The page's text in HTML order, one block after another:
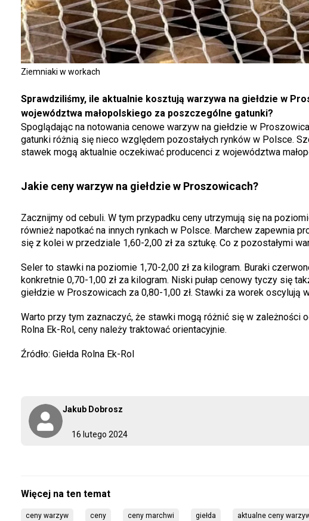
Ziemniaki w workach
16 lutego 2024
Jakub Dobrosz
Sprawdziliśmy, ile aktualnie kosztują warzywa na giełdzie w
województwa małopolskiego za poszczególne gatunki?
Spoglądając na notowania cenowe warzyw na giełdzie w
gatunki różnią się nieco względem pozostałych rynków w Polsce.
stawek mogą aktualnie oczekiwać producenci z województwa
Jakie ceny warzyw na giełdzie w Proszowicach?
Zacznijmy od cebuli. W tym przypadku ceny utrzymują się na
również napotkać na innych rynkach w Polsce. Marchew zapewnia
się z kolei w przedziale 1,60-2,00 zł za sztukę. Co z pozostałymi
Seler to stawki na poziomie 1,70-2,00 zł za kilogram. Buraki
konkretnie 0,70-1,00 zł za kilogram. Niski pułap cenowy tyczy się
giełdzie w Proszowicach za 0,80-1,00 zł. Stawki za worek oscylują
Warto przy tym zaznaczyć, że stawki mogą różnić się w zależności
Rolna Ek-Rol, ceny należy traktować orientacyjnie.
Źródło: Giełda Rolna Ek-Rol
ceny warzyw ceny ceny marchwi giełda aktualne ceny